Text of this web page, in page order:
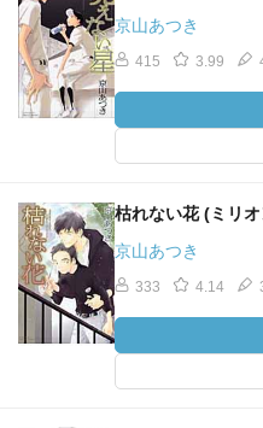
京山あつき
415 3.99
枯れない花 (ミリ
京山あつき
333 4.14